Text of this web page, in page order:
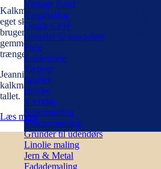
Vintage Paint
Vægmaling
Detale CPH
Grunder til indendørs
Pleje
Læderpleje
Tæpper
Spartel
Hobby
Værktøj
Silikatmaling
Vinduesmaling
Grunder til udendørs
Linolie maling
Jern & Metal
Fadademaling
Kalkmaling giver en utrolig en smuk
eget skær. Du kan bruge kalkmaling til
bruger især kalkmaling til
gemmerne og fra genbrugsbutikken, en
trænger til en kærlig opfriskning.
Jeannie d’Arc Vintage Paint er en
kalkmaling, og en moderne udgave af
tallet.
Læs mere